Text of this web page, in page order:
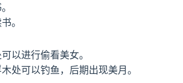
。
以进行偷看美女。
处可以钓鱼，后期出现美月。